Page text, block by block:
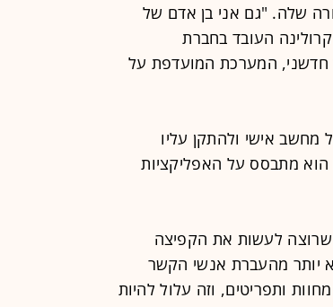
שלה. "גם אני בן אדם של
העובד בחברת
חדשני, המערכת המועדפת על
מחשב אישי ולהתקן עליו
הוא מתבסס על האפליקציות
שרוצה לעשות את הקפיצה
יותר מהעברת אנשי הקשר
ותפריטים, וזה עלול להיות